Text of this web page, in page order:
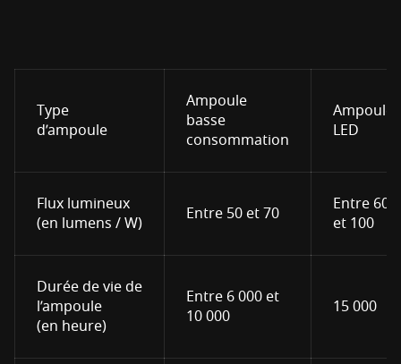
Type
d’ampoule
Ampoule
basse
consommation
Ampoule
LED
Flux lumineux
(en lumens / W)
Entre 50 et 70
Entre 60
et 100
Durée de vie de
l’ampoule
(en heure)
Entre 6 000 et
10 000
15 000